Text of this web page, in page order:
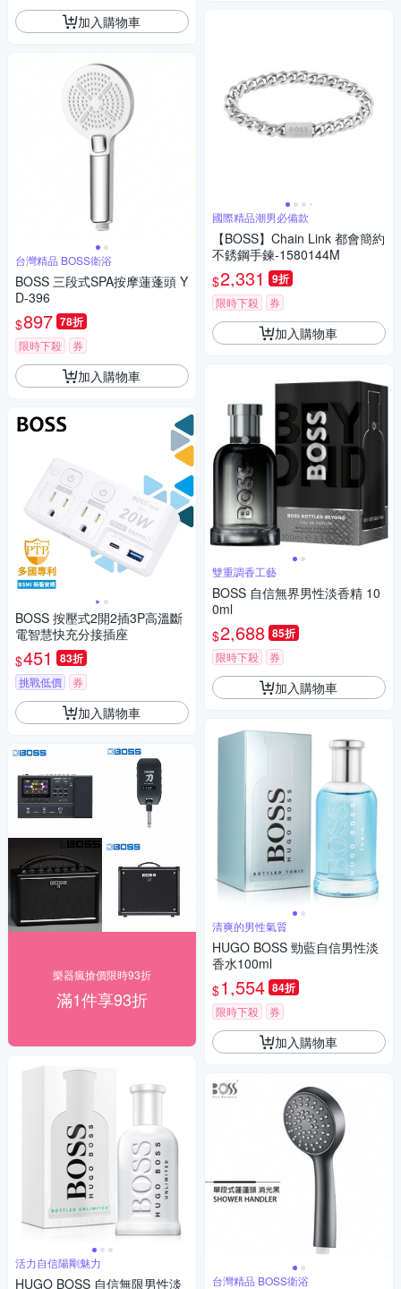
加入購物車
台灣精品 BOSS衛浴
BOSS 三段式SPA按摩蓮蓬頭 Y
D-396
$897 78折
限時下殺 券
加入購物車
BOSS 按壓式2開2插3P高溫斷
電智慧快充分接插座
$451 83折
挑戰低價 券
加入購物車
樂器瘋搶價限時93折
滿1件享93折
活力自信陽剛魅力
HUGO BOSS 自信無限男性淡
國際精品潮男必備款
【BOSS】Chain Link 都會簡約
不銹鋼手鍊-1580144M
$2,331 9折
限時下殺 券
加入購物車
雙重調香工藝
BOSS 自信無界男性淡香精 10
0ml
$2,688 85折
限時下殺 券
加入購物車
清爽的男性氣質
HUGO BOSS 勁藍自信男性淡
香水100ml
$1,554 84折
限時下殺 券
加入購物車
台灣精品 BOSS衛浴